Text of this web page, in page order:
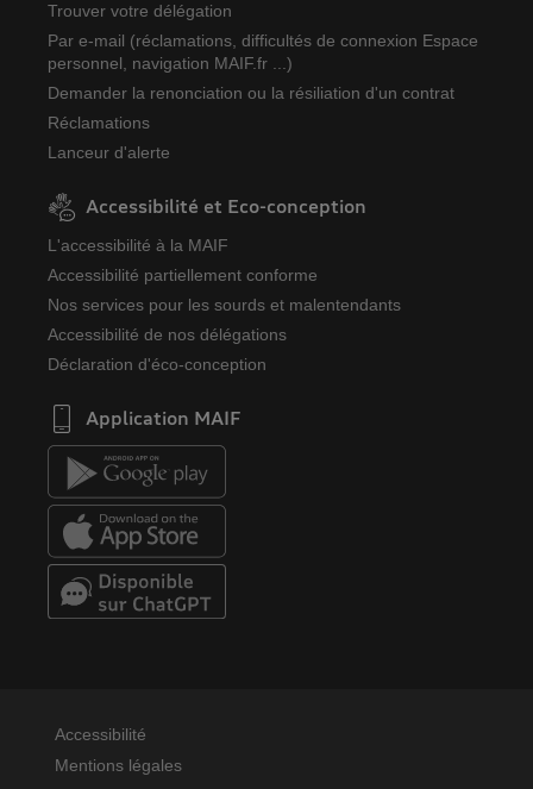
Trouver votre délégation
Par e-mail (réclamations, difficultés de connexion Espace
personnel, navigation MAIF.fr ...)
Demander la renonciation ou la résiliation d'un contrat
Réclamations
Lanceur d'alerte
Accessibilité et Eco-conception
L'accessibilité à la MAIF
Accessibilité partiellement conforme
Nos services pour les sourds et malentendants
Accessibilité de nos délégations
Déclaration d'éco-conception
Application MAIF
Accessibilité
Mentions légales